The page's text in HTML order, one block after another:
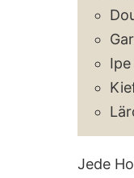
Ipe
Jede